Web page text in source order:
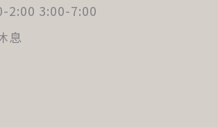
3:00-7:00
息